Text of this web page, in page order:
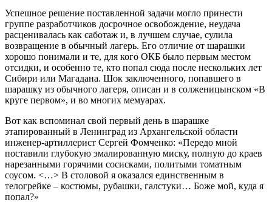
Успешное решение поставленной задачи могло принести
группе разработчиков досрочное освобождение, неудача
расценивалась как саботаж и, в лучшем случае, сулила
возвращение в обычный лагерь. Его отличие от шарашки
хорошо понимали и те, для кого ОКБ было первым местом
отсидки, и особенно те, кто попал сюда после нескольких лет
Сибири или Магадана. Шок заключенного, попавшего в
шарашку из обычного лагеря, описан и в солженицынском «В
круге первом», и во многих мемуарах.
Вот как вспоминал свой первый день в шарашке
этапированный в Ленинград из Архангельской области
инженер-артиллерист Сергей Фомченко: «Передо мной
поставили глубокую эмалированную миску, полную до краев
нарезанными горячими сосисками, политыми томатным
соусом. <…> В столовой я оказался единственным в
телогрейке – костюмы, рубашки, галстуки… Боже мой, куда я
попал?»